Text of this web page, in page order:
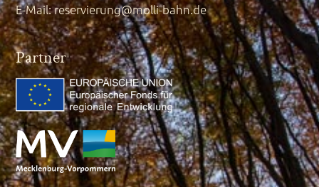
E-Mail:reservierung@molli-bahn.de
Partner